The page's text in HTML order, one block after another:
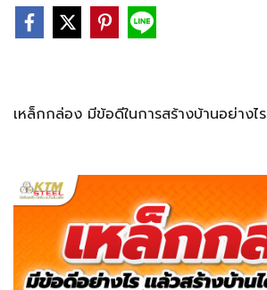
เหล็กกล่อง มีข้อดีในการสร้างบ้านอย่างไร